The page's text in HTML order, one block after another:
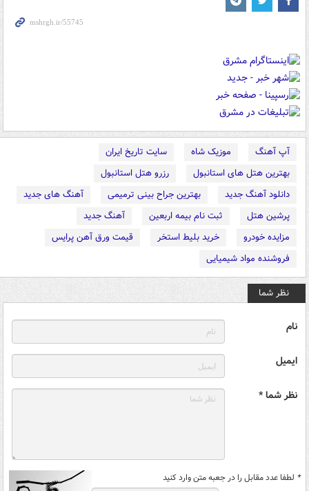
آپ آهنگ موزیک شاه
سایت تاریخ ایران
بهترین هتل های استانبول
رزرو هتل استانبول
دانلود آهنگ جدید
بهترین جراح بینی ترمیمی
آهنگ های جدید
پرشین هتل
ثبت نام بیمه اربعین
آهنگ جدید
مزایده خودرو
خرید بلیط استخر
قیمت ورق آهن پرایس
فروشنده مواد شیمیایی
نظر شما
نام
ایمیل
نظر شما *
* لطفا عدد مقابل را در جعبه متن وارد کنید